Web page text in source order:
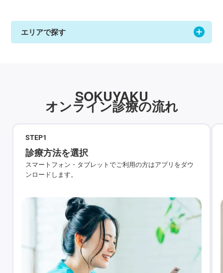
エリアで探す
SOKUYAKU
オンライン診療の流れ
STEP1
診療方法を選択
スマートフォン・タブレットでご利用の方はアプリをダウ
ンロードします。